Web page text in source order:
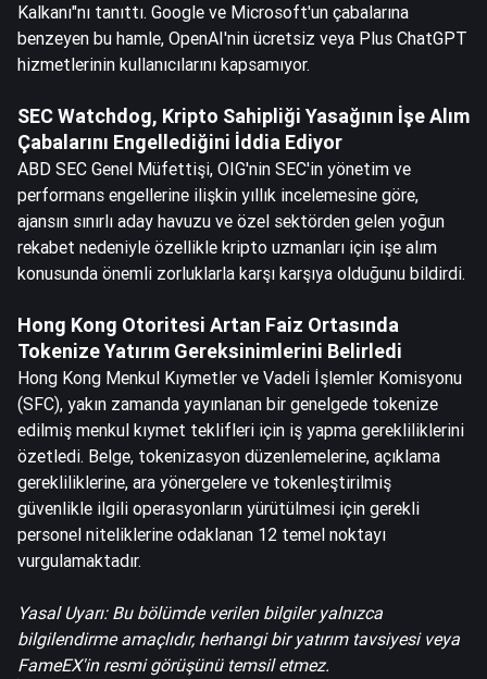
Kalkanı"nı tanıttı. Google ve Microsoft'un çabalarına
benzeyen bu hamle, OpenAI'nin ücretsiz veya Plus ChatGPT
hizmetlerinin kullanıcılarını kapsamıyor.
SEC Watchdog, Kripto Sahipliği Yasağının İşe Alım
Çabalarını Engellediğini İddia Ediyor
ABD SEC Genel Müfettişi, OIG'nin SEC'in yönetim ve
performans engellerine ilişkin yıllık incelemesine göre,
ajansın sınırlı aday havuzu ve özel sektörden gelen yoğun
rekabet nedeniyle özellikle kripto uzmanları için işe alım
konusunda önemli zorluklarla karşı karşıya olduğunu bildirdi.
Hong Kong Otoritesi Artan Faiz Ortasında
Tokenize Yatırım Gereksinimlerini Belirledi
Hong Kong Menkul Kıymetler ve Vadeli İşlemler Komisyonu
(SFC), yakın zamanda yayınlanan bir genelgede tokenize
edilmiş menkul kıymet teklifleri için iş yapma gerekliliklerini
özetledi. Belge, tokenizasyon düzenlemelerine, açıklama
gerekliliklerine, ara yönergelere ve tokenleştirilmiş
güvenlikle ilgili operasyonların yürütülmesi için gerekli
personel niteliklerine odaklanan 12 temel noktayı
vurgulamaktadır.
Yasal Uyarı: Bu bölümde verilen bilgiler yalnızca
bilgilendirme amaçlıdır, herhangi bir yatırım tavsiyesi veya
FameEX'in resmi görüşünü temsil etmez.